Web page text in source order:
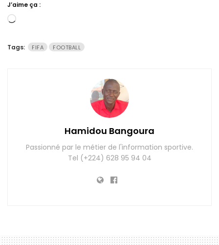
J’aime ça :
Chargement…
Tags: FIFA FOOTBALL
Hamidou Bangoura
Passionné par le métier de l'information sportive.
Tel (+224) 628 95 94 04